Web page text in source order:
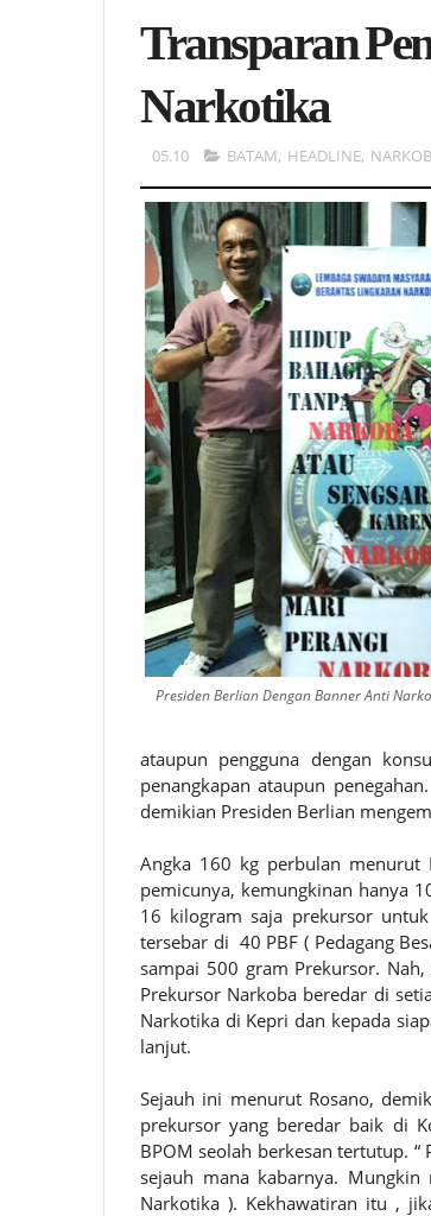
Transparan
Narkotika
05.10 BATAM, HEADLINE,
Presiden Berlian Dengan Banner Anti
ataupun pengguna dengan
penangkapan ataupun
demikian Presiden Berlian
Angka 160 kg perbulan menurut
pemicunya, kemungkinan hanya
16 kilogram saja prekursor
tersebar di 40 PBF ( Pedagang
sampai 500 gram Prekursor.
Prekursor Narkoba beredar di
Narkotika di Kepri dan kepada
lanjut.
Sejauh ini menurut Rosano,
prekursor yang beredar baik di
BPOM seolah berkesan tertutup.
sejauh mana kabarnya.
Narkotika ). Kekhawatiran itu ,